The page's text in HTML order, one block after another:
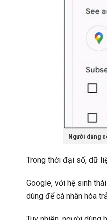
Người dùng
Trong thời đại số, dữ
Google, với hệ sinh
dùng để cá nhân hóa